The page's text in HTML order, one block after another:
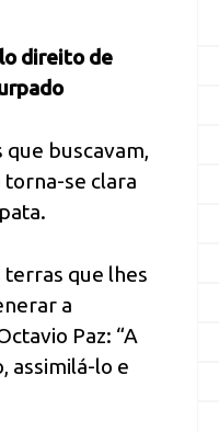
direito de
buscavam,
torna-se clara
terras que lhes
a
Paz: “A
assimilá-lo e